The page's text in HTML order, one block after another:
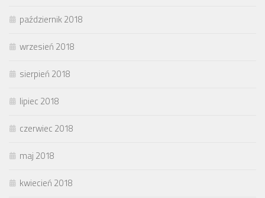
październik 2018
wrzesień 2018
sierpień 2018
lipiec 2018
czerwiec 2018
maj 2018
kwiecień 2018